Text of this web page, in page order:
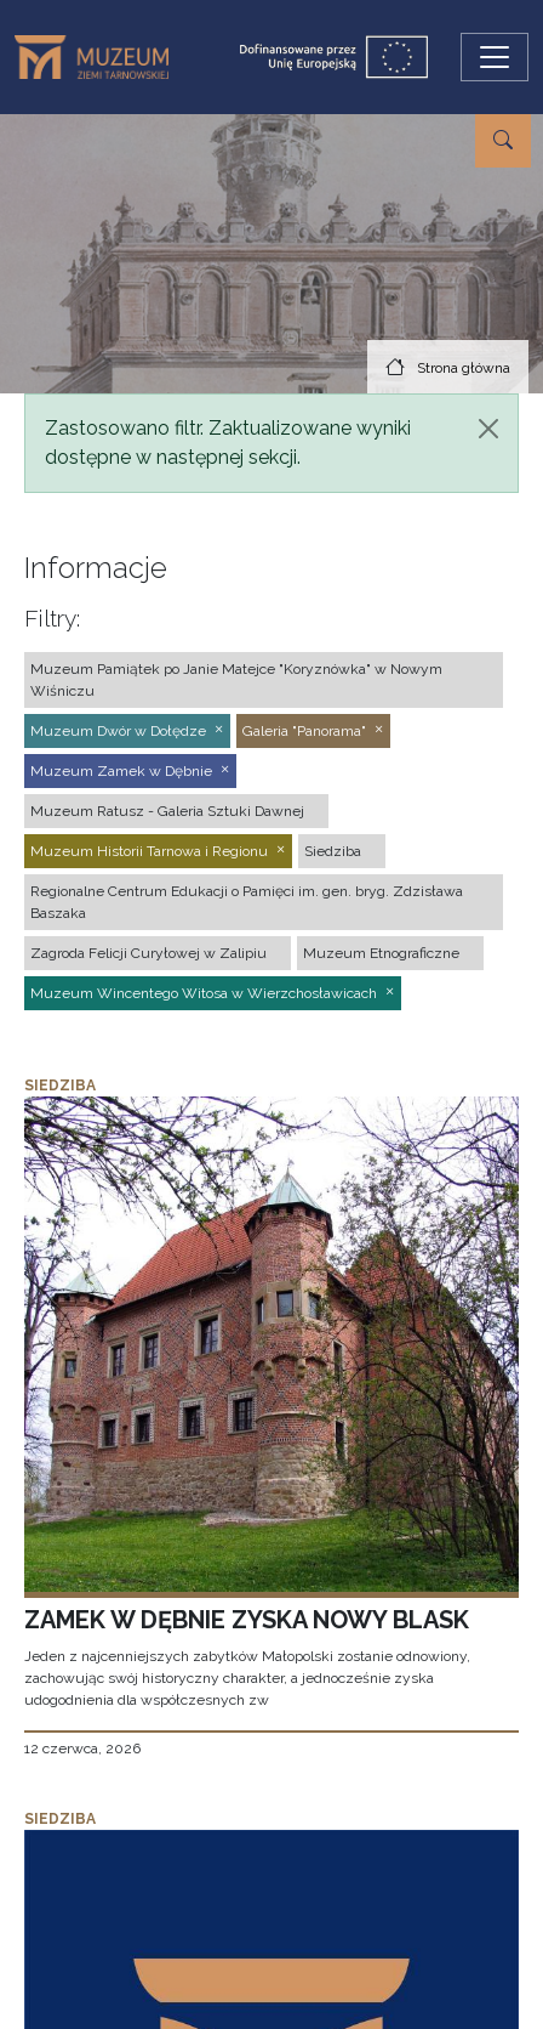
Strona główna
Komunikat
Zastosowano filtr. Zaktualizowane wyniki
dostępne w następnej sekcji.
Informacje
Filtry:
Muzeum Pamiątek po Janie Matejce "Koryznówka" w Nowym
Wiśniczu
Muzeum Dwór w Dołędze Galeria "Panorama"
Muzeum Zamek w Dębnie
Muzeum Ratusz - Galeria Sztuki Dawnej
Muzeum Historii Tarnowa i Regionu Siedziba
Regionalne Centrum Edukacji o Pamięci im. gen. bryg. Zdzisława
Baszaka
Zagroda Felicji Curyłowej w Zalipiu Muzeum Etnograficzne
Muzeum Wincentego Witosa w Wierzchosławicach
SIEDZIBA
ZAMEK W DĘBNIE ZYSKA NOWY BLASK
Jeden z najcenniejszych zabytków Małopolski zostanie odnowiony,
zachowując swój historyczny charakter, a jednocześnie zyska
udogodnienia dla współczesnych zw
12 czerwca, 2026
SIEDZIBA